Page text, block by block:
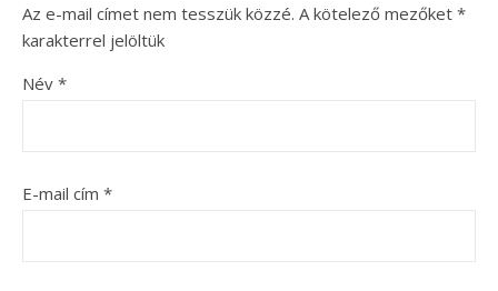
Az e-mail címet nem tesszük közzé. A kötelező mezőket *
karakterrel jelöltük
Név *
E-mail cím *